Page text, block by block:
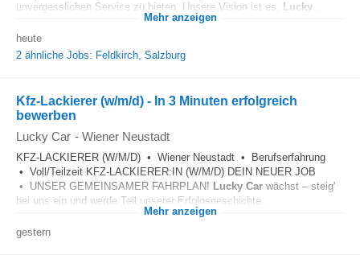
unvergesslichen Service zu bieten. Unsere Vision ist es, Lucky
Mehr anzeigen
heute
2 ähnliche Jobs: Feldkirch, Salzburg
Kfz-Lackierer (w/m/d) - In 3 Minuten erfolgreich
bewerben
Lucky Car - Wiener Neustadt
KFZ-LACKIERER (W/M/D) • Wiener Neustadt • Berufserfahrung
• Voll/Teilzeit KFZ-LACKIERER:IN (W/M/D) DEIN NEUER JOB
• UNSER GEMEINSAMER FAHRPLAN! Lucky Car wächst – steig'
bei uns ein und werde Teil unserer Erfolgsgeschichte...
Mehr anzeigen
gestern